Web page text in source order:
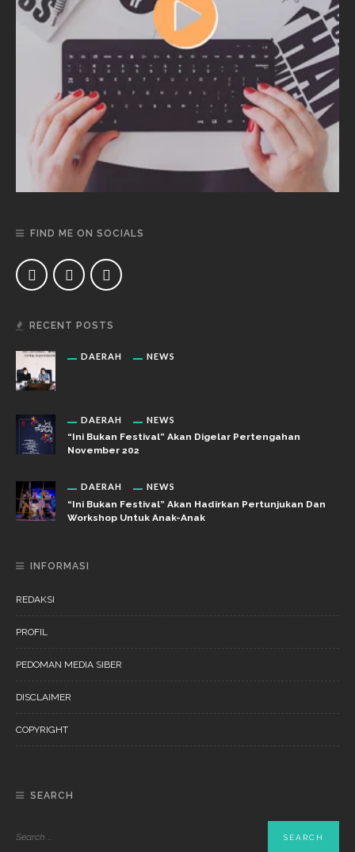
FIND ME ON SOCIALS
RECENT POSTS
DAERAH NEWS
DAERAH NEWS
“Ini Bukan Festival” Akan Digelar Pertengahan
November 202
DAERAH NEWS
“Ini Bukan Festival” Akan Hadirkan Pertunjukan Dan
Workshop Untuk Anak-Anak
INFORMASI
REDAKSI
PROFIL
PEDOMAN MEDIA SIBER
DISCLAIMER
COPYRIGHT
SEARCH